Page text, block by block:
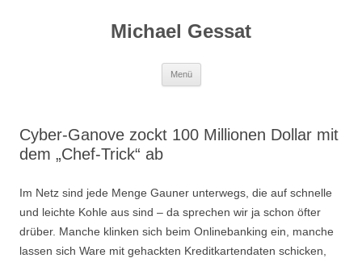
Michael Gessat
Menü
Cyber-Ganove zockt 100 Millionen Dollar mit
dem „Chef-Trick“ ab
Im Netz sind jede Menge Gauner unterwegs, die auf schnelle
und leichte Kohle aus sind – da sprechen wir ja schon öfter
drüber. Manche klinken sich beim Onlinebanking ein, manche
lassen sich Ware mit gehackten Kreditkartendaten schicken,